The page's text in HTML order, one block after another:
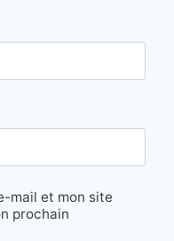
mail et mon site
prochain